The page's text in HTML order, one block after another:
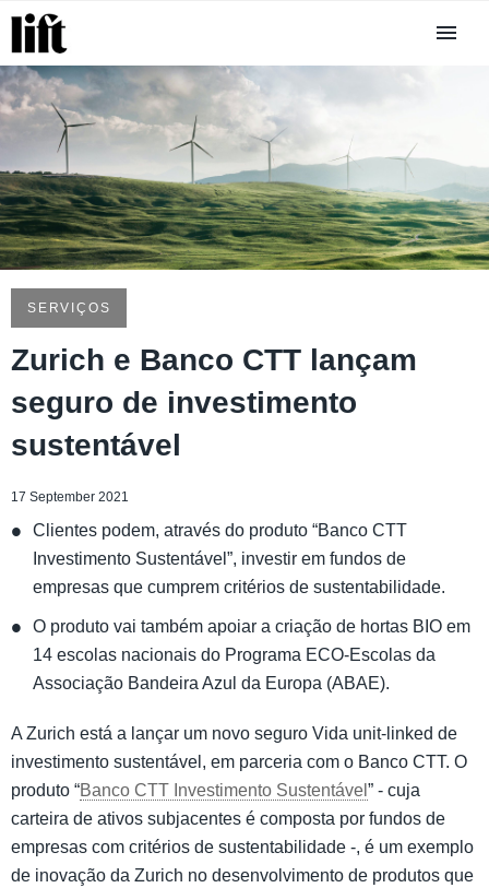
SERVIÇOS
Zurich e Banco CTT lançam
seguro de investimento
sustentável
17 September 2021
Clientes podem, através do produto “Banco CTT
Investimento Sustentável”, investir em fundos de
empresas que cumprem critérios de sustentabilidade.
O produto vai também apoiar a criação de hortas BIO em
14 escolas nacionais do Programa ECO-Escolas da
Associação Bandeira Azul da Europa (ABAE).
A Zurich está a lançar um novo seguro Vida unit-linked de
investimento sustentável, em parceria com o Banco CTT. O
produto “Banco CTT Investimento Sustentável ” - cuja
carteira de ativos subjacentes é composta por fundos de
empresas com critérios de sustentabilidade -, é um exemplo
de inovação da Zurich no desenvolvimento de produtos que